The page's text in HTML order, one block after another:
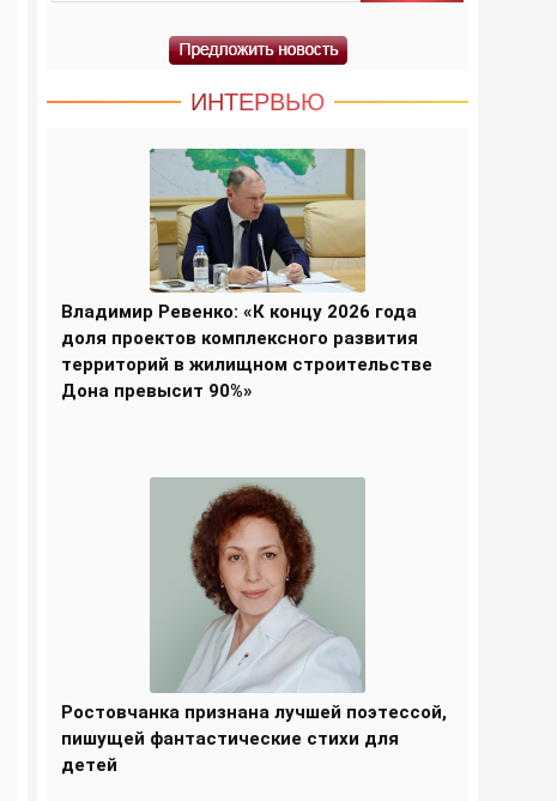
ИНТЕРВЬЮ
Владимир Ревенко: «К концу 2026 года
доля проектов комплексного развития
территорий в жилищном строительстве
Дона превысит 90%»
Ростовчанка признана лучшей поэтессой,
пишущей фантастические стихи для
детей